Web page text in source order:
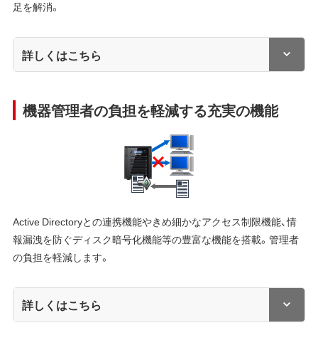
足を解消。
詳しくはこちら
機器管理者の負担を軽減する充実の機能
Active Directoryとの連携機能やきめ細かなアクセス制限機能、情
報漏洩を防ぐディスク暗号化機能等の豊富な機能を搭載。管理者
の負担を軽減します。
詳しくはこちら